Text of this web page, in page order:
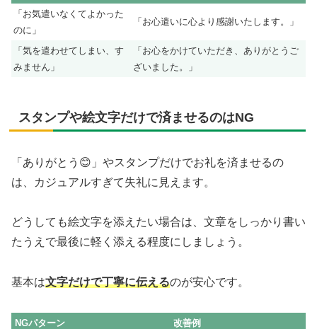
「お気遣いなくてよかった
のに」
「お心遣いに心より感謝いたします。」
「気を遣わせてしまい、す
みません」
「お心をかけていただき、ありがとうご
ざいました。」
スタンプや絵文字だけで済ませるのはNG
「ありがとう😊」やスタンプだけでお礼を済ませるの
は、カジュアルすぎて失礼に見えます。
どうしても絵文字を添えたい場合は、文章をしっかり書い
たうえで最後に軽く添える程度にしましょう。
基本は文字だけで丁寧に伝えるのが安心です。
NGパターン
改善例